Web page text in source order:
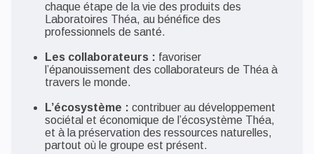
chaque étape de la vie des produits des
Laboratoires Théa, au bénéfice des
professionnels de santé.
Les collaborateurs : favoriser
l’épanouissement des collaborateurs de Théa à
travers le monde.
L’écosystème : contribuer au développement
sociétal et économique de l’écosystème Théa,
et à la préservation des ressources naturelles,
partout où le groupe est présent.